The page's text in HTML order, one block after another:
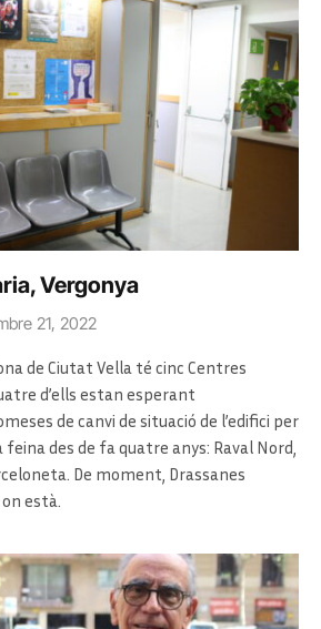
Vergonya
21, 2022
de Ciutat Vella té cinc Centres
d’ells estan esperant
de canvi de situació de l’edifici per
des de fa quatre anys: Raval Nord,
De moment, Drassanes
està.